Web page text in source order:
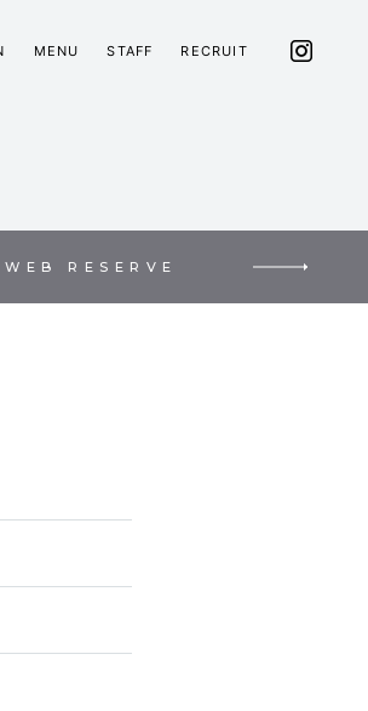
WEB RESERVE
MENU STAFF RECRUIT